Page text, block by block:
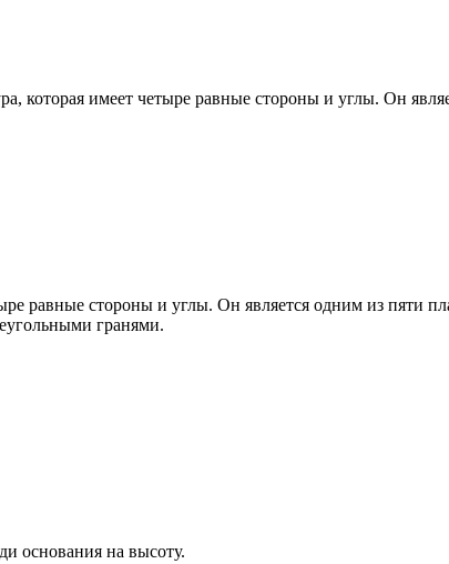
которая имеет четыре равные стороны и углы. Он
равные стороны и углы. Он является одним из пяти
гранями.
основания на высоту.